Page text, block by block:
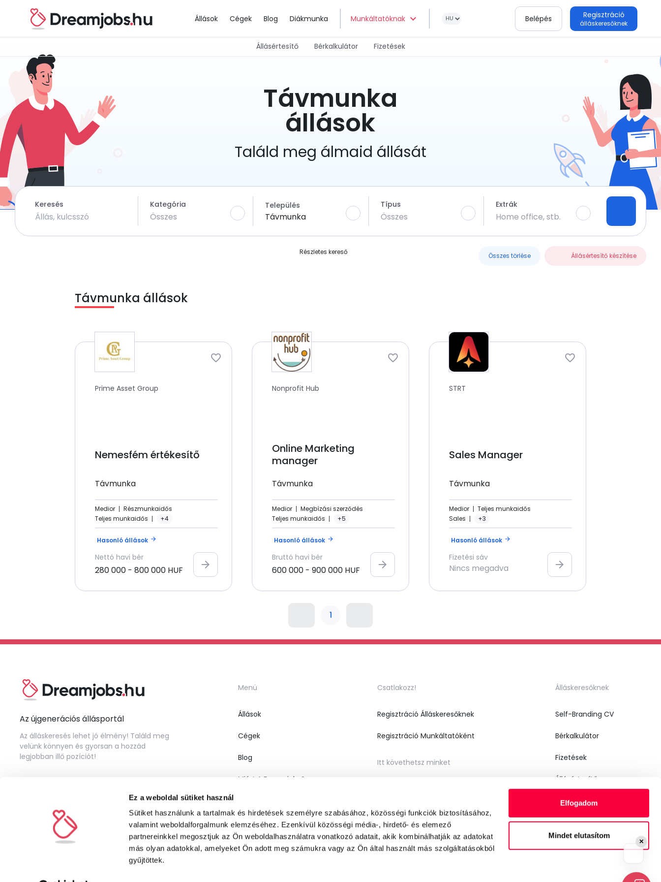
Ez a weboldal sütiket használ
Sütiket használunk a tartalmak és hirdetések személyre szabásához, közösségi funkciók biztosításához,
valamint weboldalforgalmunk elemzéséhez. Ezenkívül közösségi média-, hirdető- és elemező
partnereinkkel megosztjuk az Ön weboldalhasználatra vonatkozó adatait, akik kombinálhatják az adatokat
más olyan adatokkal, amelyeket Ön adott meg számukra vagy az Ön által használt más szolgáltatásokból
gyűjtöttek.
Elfogadom
Mindet elutasítom
Állások Cégek Blog Diákmunka Munkáltatóknak expand_more Belépés Regisztráció
álláskeresőknek
Állásértesítő Bérkalkulátor Fizetések
Távmunka
állások
Találd meg álmaid állását
Keresés Kategória
Összes
Település
Távmunka
Típus
Összes
Extrák
Home office, stb.
Részletes kereső Összes törlése Állásértesítő készítése
Távmunka állások
Prime Asset Group
Nemesfém értékesítő
Távmunka
Medior
Részmunkaidős
Teljes munkaidős
+4
Hasonló állások arrow_forward
Nettó havi bér
280 000 - 800 000 HUF arrow_forward
Nonprofit Hub
Online Marketing
manager
Távmunka
Medior
Megbízási szerződés
Teljes munkaidős
+5
Hasonló állások arrow_forward
Bruttó havi bér
600 000 - 900 000 HUF arrow_forward
STRT
Sales Manager
Távmunka
Medior
Teljes munkaidős
Sales
+3
Hasonló állások arrow_forward
Fizetési sáv
Nincs megadva arrow_forward
1
Az újgenerációs állásportál
Az álláskeresés lehet jó élmény! Találd meg
velünk könnyen és gyorsan a hozzád
legjobban illő pozíciót!
Menü
Állások
Cégek
Blog
Miért A Dreamjobs?
Kapcsolat
Csatlakozz!
Regisztráció Álláskeresőknek
Regisztráció Munkáltatóként
Itt követhetsz minket
Álláskeresőknek
Self-Branding CV
Bérkalkulátor
Fizetések
Állásértesítő
✕